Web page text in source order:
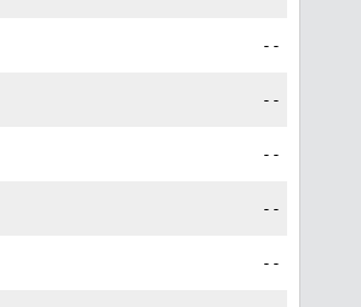
--
--
--
--
--